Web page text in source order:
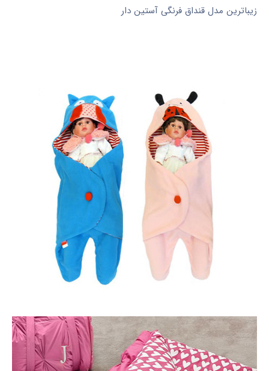
زیباترین مدل قنداق فرنگی آستین دار